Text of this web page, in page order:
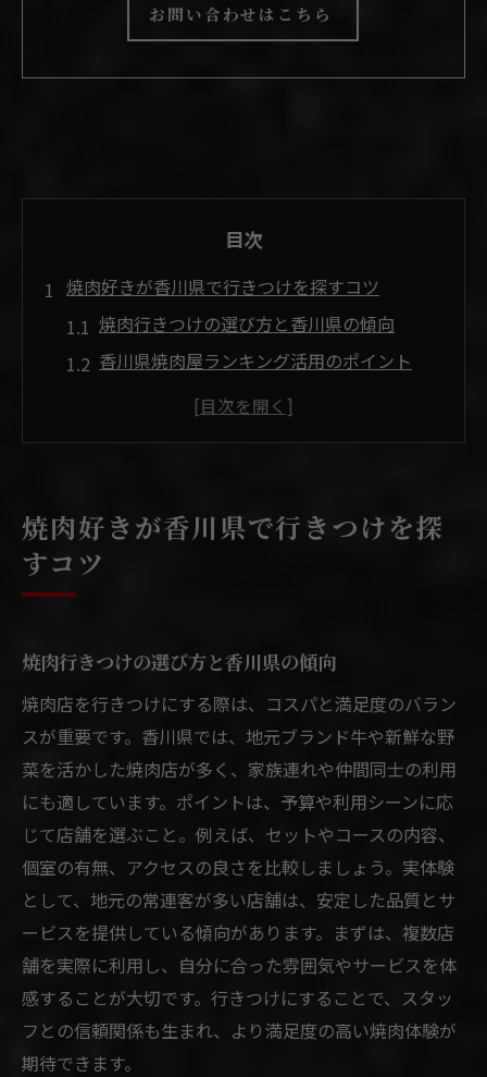
お問い合わせはこちら
目次
焼肉好きが香川県で行きつけを探すコツ
焼肉行きつけの選び方と香川県の傾向
香川県焼肉屋ランキング活用のポイント
焼肉の口コミ情報から見る本音の評価
次に知りたいブランド牛と焼肉の魅力
地元ブランド牛と焼肉の魅力を満喫する方法
しさ
香川焼肉店で地元食材を楽しむポイント
焼肉と相性抜群の地元素材の選び方
ブランド牛焼肉で満足度を高めるコツ
次はコスパ重視派向け焼肉選びへ
コスパ重視派にぴったりの焼肉選びポイント
香川で焼肉コスパを見極める必須チェック
焼肉を安くて美味しく楽しむ店探しの極意
焼肉行きつけはセットメニューの内容で判
断
コスパ重視の焼肉店ランキング活用法
焼肉で満足度を高める隠れたポイント
焼肉好きが香川県で行きつけを探
すコツ
焼肉行きつけの選び方と香川県の傾向
焼肉店を行きつけにする際は、コスパと満足度のバラン
スが重要です。香川県では、地元ブランド牛や新鮮な野
菜を活かした焼肉店が多く、家族連れや仲間同士の利用
にも適しています。ポイントは、予算や利用シーンに応
じて店舗を選ぶこと。例えば、セットやコースの内容、
個室の有無、アクセスの良さを比較しましょう。実体験
として、地元の常連客が多い店舗は、安定した品質とサ
ービスを提供している傾向があります。まずは、複数店
舗を実際に利用し、自分に合った雰囲気やサービスを体
感することが大切です。行きつけにすることで、スタッ
フとの信頼関係も生まれ、より満足度の高い焼肉体験が
期待できます。